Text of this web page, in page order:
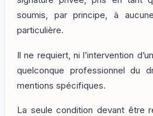
soumis, par principe, à
particulière.
Il ne requiert, ni l’intervention
quelconque professionnel du
mentions spécifiques.
La seule condition devant être